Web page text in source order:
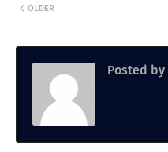
OLDER
Posted by